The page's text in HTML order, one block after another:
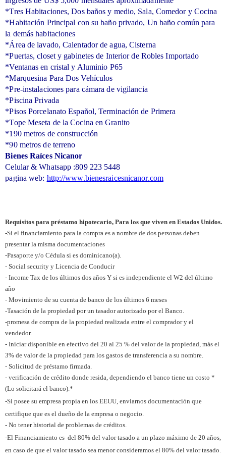
*Tres Habitaciones, Dos baños y medio, Sala, Comedor y Cocina
*Habitación Principal con su baño privado, Un baño común para
la demás habitaciones
*Área de lavado,Calentador de agua,Cisterna
*Puertas, closet y gabinetes de Interior de Robles Importado
*Ventanas en cristal y Aluminio P65
*Marquesina Para Dos Vehículos
*Pre-instalaciones para cámara de vigilancia
*Piscina Privada
*Pisos Porcelanato Español,Terminación de Primera
*Tope Meseta de la Cocina en Granito
*190 metros de construcción
*90 metros de terreno
Bienes Raíces Nicanor
Celular & Whatsapp :809 223 5448
pagina web: http://www.bienesraicesnicanor.com
Requisitos para préstamo hipotecario, Para los que viven en Estados Unidos.
-Si el financiamiento para la compra es a nombre de dos personas deben
presentar la misma documentaciones
-Pasaporte y/o Cédula si es dominicano(a).
- Social security y Licencia de Conducir
- Income Tax de los últimos dos años Y si es independiente el W2 del último
año
- Movimiento de su cuenta de banco de los últimos 6 meses
-Tasación de la propiedad por un tasador autorizado por el Banco.
-promesa de compra de la propiedad realizada entre el comprador y el
vendedor.
- Iniciar disponible en efectivo del 20 al 25 % del valor de la propiedad, más el
3% de valor de la propiedad para los gastos de transferencia a su nombre.
- Solicitud de préstamo firmada.
- verificación de crédito donde resida, dependiendo el banco tiene un costo *
(Lo solicitará el banco).*
-Si posee su empresa propia en los EEUU, enviarnos documentación que
certifique que es el dueño de la empresa o negocio.
- No tener historial de problemas de créditos.
-El Financiamiento es del 80% del valor tasado a un plazo máximo de 20 años,
en caso de que el valor tasado sea menor consideramos el 80% del valor tasado.